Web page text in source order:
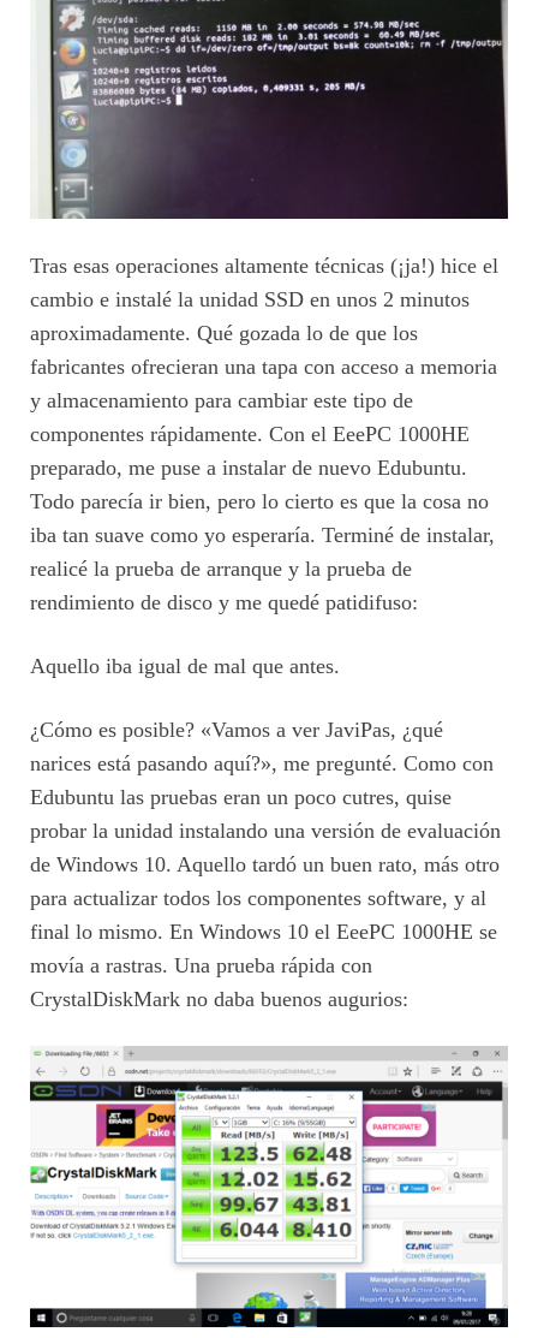
Tras esas operaciones altamente técnicas (¡ja!) hice el
cambio e instalé la unidad SSD en unos 2 minutos
aproximadamente. Qué gozada lo de que los
fabricantes ofrecieran una tapa con acceso a memoria
y almacenamiento para cambiar este tipo de
componentes rápidamente. Con el EeePC 1000HE
preparado, me puse a instalar de nuevo Edubuntu.
Todo parecía ir bien, pero lo cierto es que la cosa no
iba tan suave como yo esperaría. Terminé de instalar,
realicé la prueba de arranque y la prueba de
rendimiento de disco y me quedé patidifuso:
Aquello iba igual de mal que antes.
¿Cómo es posible? «Vamos a ver JaviPas, ¿qué
narices está pasando aquí?», me pregunté. Como con
Edubuntu las pruebas eran un poco cutres, quise
probar la unidad instalando una versión de evaluación
de Windows 10. Aquello tardó un buen rato, más otro
para actualizar todos los componentes software, y al
final lo mismo. En Windows 10 el EeePC 1000HE se
movía a rastras. Una prueba rápida con
CrystalDiskMark no daba buenos augurios: